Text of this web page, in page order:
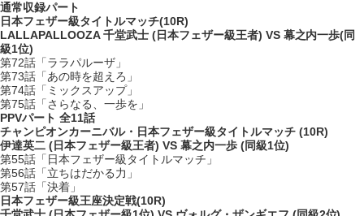
通常収録パート
日本フェザー級タイトルマッチ(10R)
LALLAPALLOOZA 千堂武士 (日本フェザー級王者) VS 幕之内一歩(同
級1位)
第72話「ララパルーザ」
第73話「あの時を超えろ」
第74話「ミックスアップ」
第75話「さらなる、一歩を」
PPVパート 全11話
チャンピオンカーニバル・日本フェザー級タイトルマッチ (10R)
伊達英二 (日本フェザー級王者) VS 幕之内一歩 (同級1位)
第55話「日本フェザー級タイトルマッチ」
第56話「立ちはだかる力」
第57話「決着」
日本フェザー級王座決定戦(10R)